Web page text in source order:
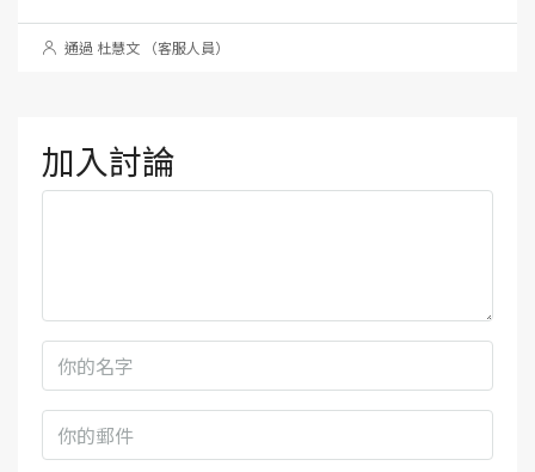
通過 杜慧文 （客服人員）
加入討論